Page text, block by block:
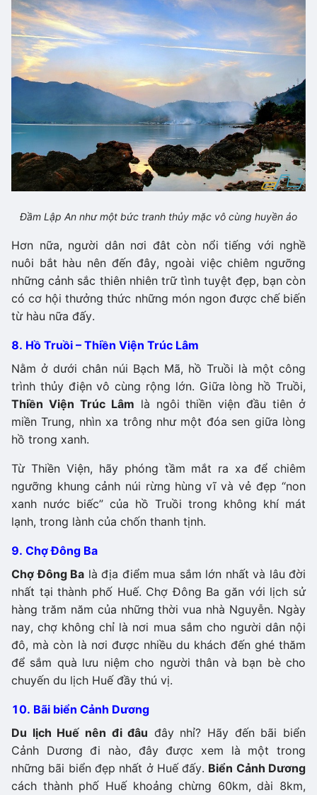
Đầm Lập An như một bức tranh thủy mặc vô cùng huyền ảo
Hơn nữa, người dân nơi đât còn nổi tiếng với nghề
nuôi bắt hàu nên đến đây, ngoài việc chiêm ngưỡng
những cảnh sắc thiên nhiên trữ tình tuyệt đẹp, bạn còn
có cơ hội thưởng thức những món ngon được chế biến
từ hàu nữa đấy.
8. Hồ Truồi – Thiền Viện Trúc Lâm
Nằm ở dưới chân núi Bạch Mã, hồ Truồi là một công
trình thủy điện vô cùng rộng lớn. Giữa lòng hồ Truồi,
Thiền Viện Trúc Lâm là ngôi thiền viện đầu tiên ở
miền Trung, nhìn xa trông như một đóa sen giữa lòng
hồ trong xanh.
Từ Thiền Viện, hãy phóng tầm mắt ra xa để chiêm
ngưỡng khung cảnh núi rừng hùng vĩ và vẻ đẹp “non
xanh nước biếc” của hồ Truồi trong không khí mát
lạnh, trong lành của chốn thanh tịnh.
9. Chợ Đông Ba
Chợ Đông Ba là địa điểm mua sắm lớn nhất và lâu đời
nhất tại thành phố Huế. Chợ Đông Ba găn với lịch sử
hàng trăm năm của những thời vua nhà Nguyễn. Ngày
nay, chợ không chỉ là nơi mua sắm cho người dân nội
đô, mà còn là nơi được nhiều du khách đến ghé thăm
để sắm quà lưu niệm cho người thân và bạn bè cho
chuyến du lịch Huế đầy thú vị.
10. Bãi biển Cảnh Dương
Du lịch Huế nên đi đâu đây nhỉ? Hãy đến bãi biển
Cảnh Dương đi nào, đây được xem là một trong
những bãi biển đẹp nhất ở Huế đấy. Biển Cảnh Dương
cách thành phố Huế khoảng chừng 60km, dài 8km,